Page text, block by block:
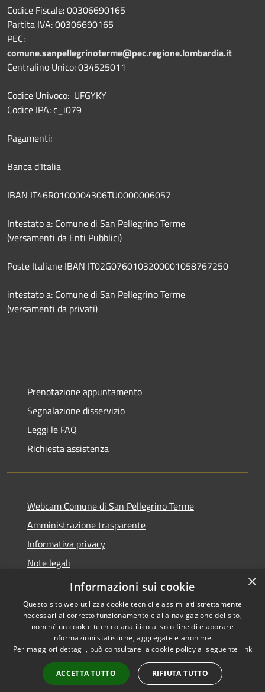
Codice Fiscale: 00306690165
Partita IVA: 00306690165
PEC:
comune.sanpellegrinoterme@pec.regione.lombardia.it
Centralino Unico: 034525011
Codice Univoco: UFGYKY
Codice IPA: c_i079
Pagamenti:
Banca d'Italia
IBAN IT46R0100004306TU0000006057
Intestato a: Comune di San Pellegrino Terme
(versamenti da Enti Pubblici)
Poste Italiane IBAN IT02G0760103200001058767250
intestato a: Comune di San Pellegrino Terme
(versamenti da privati)
Prenotazione appuntamento
Segnalazione disservizio
Leggi le FAQ
Richiesta assistenza
Webcam Comune di San Pellegrino Terme
Amministrazione trasparente
Informativa privacy
Note legali
Dichiarazione di accessibilità
Accessibilità
Copyright © 2026 • Comune di
San Pellegrino Terme •
Powered byMunicipium
Accesso redazione
×
Informazioni sui cookie
Questo sito web utilizza cookie tecnici e assimilati strettamente
necessari al corretto funzionamento e alla navigazione del sito,
nonché un cookie tecnico analitico al solo fine di elaborare
informazioni statistiche, aggregate e anonime.
Per maggiori dettagli, può consultare la cookie policy al seguente link
ACCETTA TUTTO RIFIUTA TUTTO